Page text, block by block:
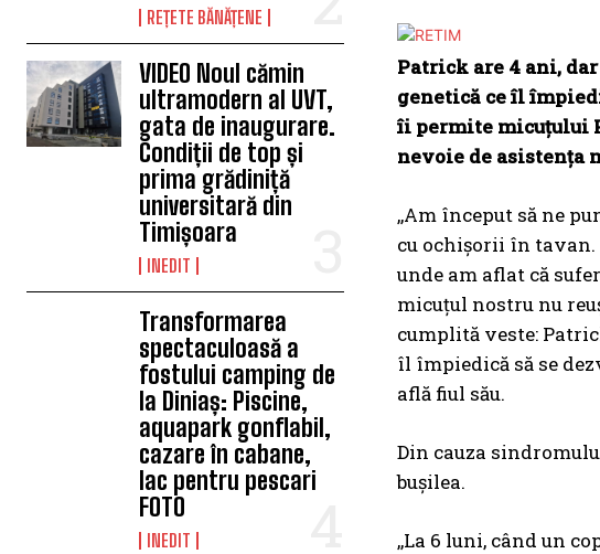
REȚETE BĂNĂȚENE
VIDEO Noul cămin
ultramodern al UVT,
gata de inaugurare.
Condiții de top și
prima grădiniță
universitară din
Timișoara
INEDIT
Transformarea
spectaculoasă a
fostului camping de
la Diniaș: Piscine,
aquapark gonflabil,
cazare în cabane,
lac pentru pescari
FOTO
INEDIT
Patrick are 4 ani,
genetică ce îl
îi permite micuțului
nevoie de asistența
,,Am început să ne
cu ochișorii în tavan.
unde am aflat că
micuțul nostru nu
cumplită veste:
îl împiedică să se
află fiul său.
Din cauza
bușilea.
,,La 6 luni, când un